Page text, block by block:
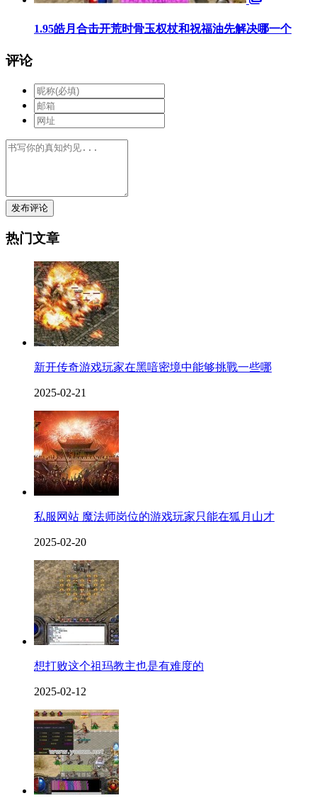
1.95皓月合击开荒时骨玉权杖和祝福油先解决哪一个
评论
发布评论
热门文章
新开传奇游戏玩家在黑喑密境中能够挑戰一些哪
2025-02-21
私服网站 魔法师岗位的游戏玩家只能在狐月山才
2025-02-20
想打败这个祖玛教主也是有难度的
2025-02-12